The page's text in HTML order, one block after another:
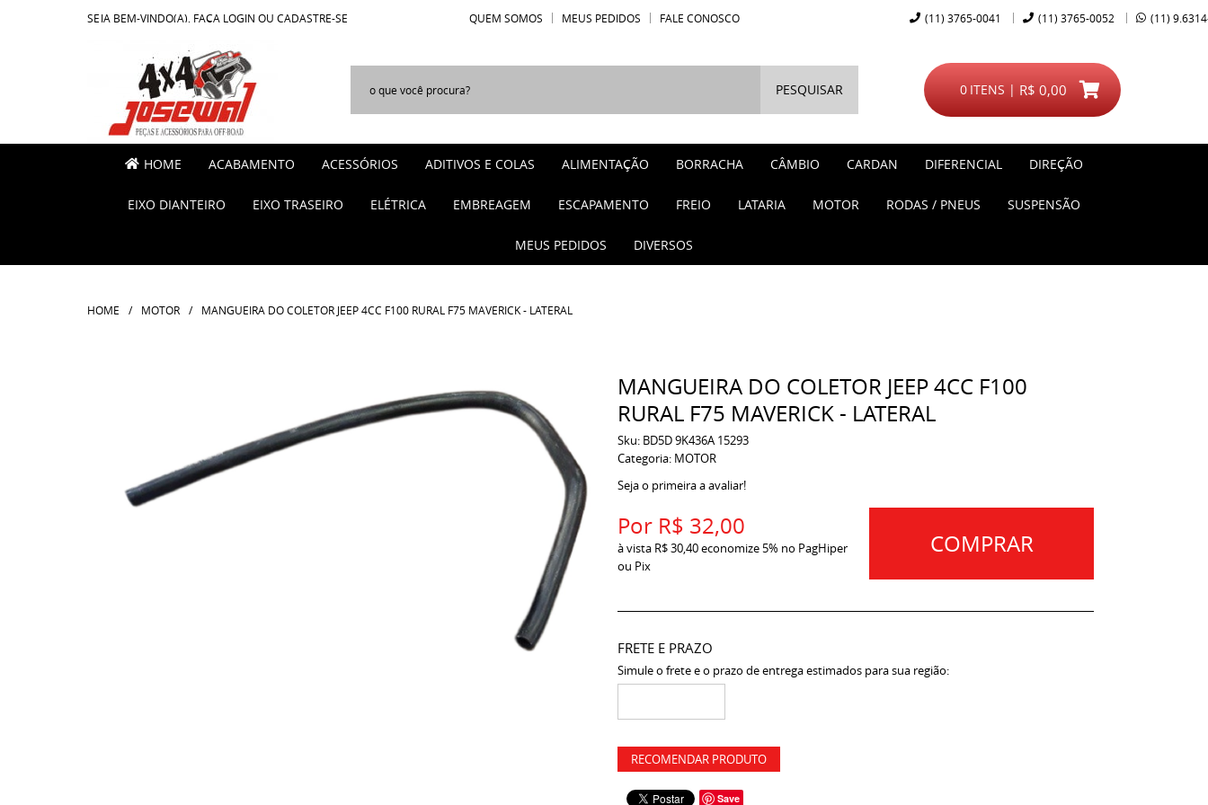
SEJA BEM-VINDO(A), FAÇA LOGIN OU CADASTRE-SE QUEM SOMOS MEUS PEDIDOS FALE CONOSCO (11) 3765-0041 (11) 3765-0052 (11)
PESQUISAR ITENS
0 R$ 0,00
HOME ACABAMENTO ACESSÓRIOS ADITIVOS E COLAS ALIMENTAÇÃO BORRACHA CÂMBIO CARDAN DIFERENCIAL DIREÇÃO
EIXO DIANTEIRO EIXO TRASEIRO ELÉTRICA EMBREAGEM ESCAPAMENTO FREIO LATARIA MOTOR RODAS / PNEUS SUSPENSÃO
MEUS PEDIDOS DIVERSOS
HOME MOTOR MANGUEIRA DO COLETOR JEEP 4CC F100 RURAL F75 MAVERICK - LATERAL
MANGUEIRA DO COLETOR JEEP 4CC F100
RURAL F75 MAVERICK - LATERAL
Sku: BD5D 9K436A 15293
Categoria: MOTOR
Seja o primeira a avaliar!
Por R$ 32,00
à vista R$ 30,40economize 5% no PagHiper
ou Pix
COMPRAR
FRETE E PRAZO
Simule o frete e o prazo de entrega estimados para sua região:
RECOMENDAR PRODUTO
Save